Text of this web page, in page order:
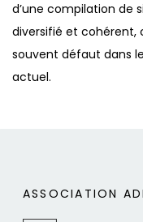
d’une compilation de
diversifié et cohérent,
souvent défaut dans
actuel.
ASSOCIATION